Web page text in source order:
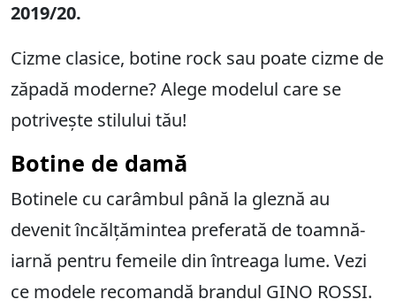
2019/20.
Cizme clasice, botine rock sau poate cizme de
zăpadă moderne? Alege modelul care se
potrivește stilului tău!
Botine de damă
Botinele cu carâmbul până la gleznă au
devenit încălțămintea preferată de toamnă-
iarnă pentru femeile din întreaga lume. Vezi
ce modele recomandă brandul GINO ROSSI.